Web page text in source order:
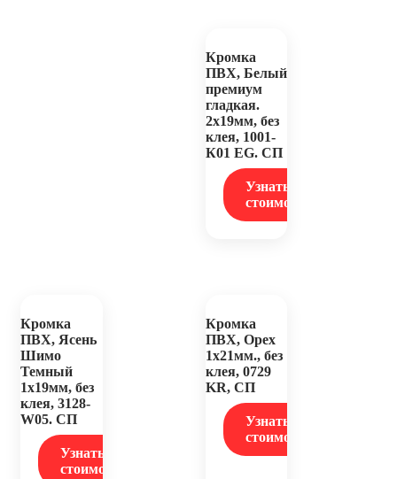
Кромка
ПВХ, Белый
премиум
гладкая.
2х19мм, без
клея, 1001-
К01 EG. СП
Узнать
стоимость
Кромка
ПВХ, Ясень
Шимо
Темный
1х19мм, без
клея, 3128-
W05. СП
Узнать
стоимость
Кромка
ПВХ, Орех
1х21мм., без
клея, 0729
KR, СП
Узнать
стоимость